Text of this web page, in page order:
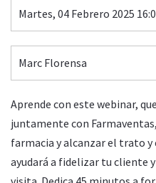
Martes, 04 Febrero 2025
Marc Florensa
Aprende con este webinar,
juntamente con
farmacia y alcanzar el trato
ayudará a fidelizar tu cliente